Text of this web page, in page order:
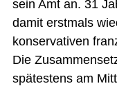
sein Amt an. 31
damit erstmals
konservativen
Die
spätestens am